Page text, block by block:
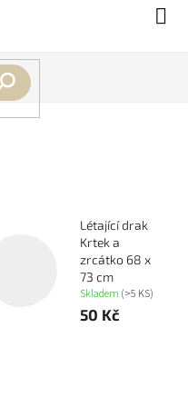
Létající drak
Krtek a
zrcátko 68 x
73 cm
Skladem (>5 KS)
50 Kč